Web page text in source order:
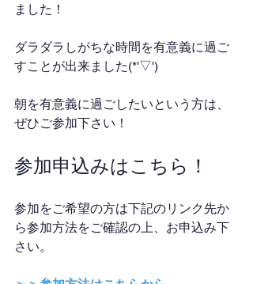
ました！
ダラダラしがちな時間を有意義に過ご
すことが出来ました(*'▽')
朝を有意義に過ごしたいという方は、
ぜひご参加下さい！
参加申込みはこちら！
参加をご希望の方は下記のリンク先か
ら参加方法をご確認の上、お申込み下
さい。